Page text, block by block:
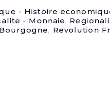
- Histoire
- Monnaie,
, Revolution